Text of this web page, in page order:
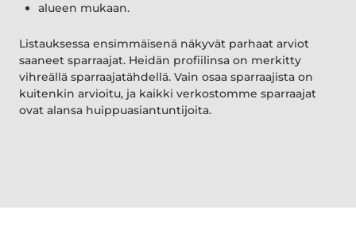
alueen mukaan.
Listauksessa ensimmäisenä näkyvät parhaat arviot
saaneet sparraajat. Heidän profiilinsa on merkitty
vihreällä sparraajatähdellä. Vain osaa sparraajista on
kuitenkin arvioitu, ja kaikki verkostomme sparraajat
ovat alansa huippuasiantuntijoita.